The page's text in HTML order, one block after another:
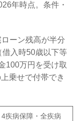
年時点。条件・
ーン残高が半分
入時50歳以下等
100万円を受け取
乗せで付帯でき
疾病保障・全疾病